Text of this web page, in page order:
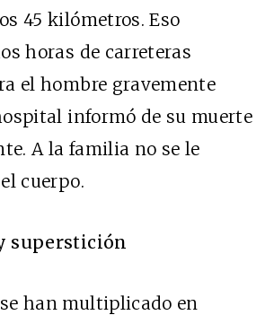
45 kilómetros. Eso
horas de carreteras
el hombre gravemente
informó de su muerte
A la familia no se le
cuerpo.
superstición
han multiplicado en